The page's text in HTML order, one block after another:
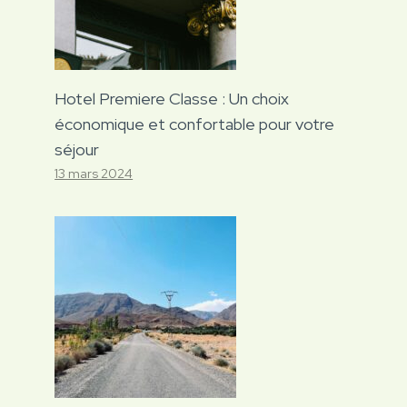
Hotel Premiere Classe : Un choix
économique et confortable pour votre
séjour
13 mars 2024